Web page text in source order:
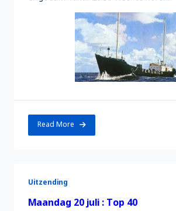
Read More
Uitzending
Maandag 20 juli : Top 40